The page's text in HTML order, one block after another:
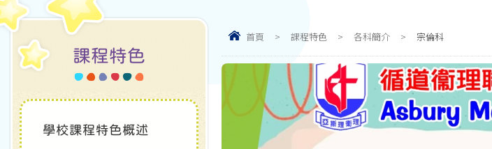
首頁 > 課程特色 > 各科簡介 > 宗倫科
課程特色
學校課程特色概述